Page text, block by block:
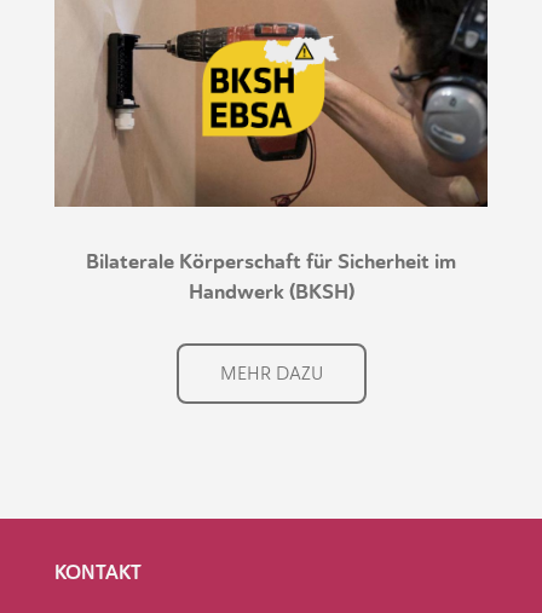
Bilaterale Körperschaft für Sicherheit im
Handwerk (BKSH)
MEHR DAZU
KONTAKT